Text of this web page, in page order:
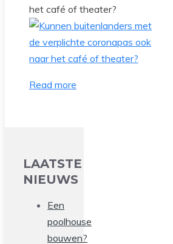
het café of theater?
Read more
LAATSTE
NIEUWS
Een
poolhouse
bouwen?